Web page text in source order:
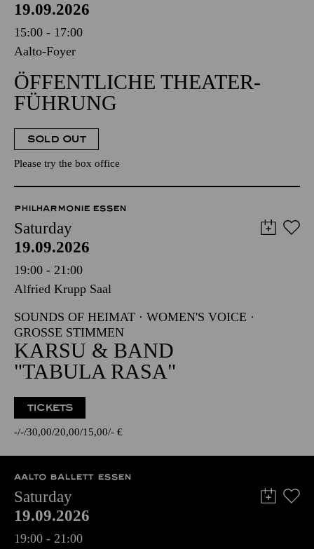
19.09.2026
15:00 - 17:00
Aalto-Foyer
ÖFFENTLICHE THEATER­
FÜHRUNG
SOLD OUT
Please try the box office
PHILHARMONIE ESSEN
Saturday
19.09.2026
19:00 - 21:00
Alfried Krupp Saal
SOUNDS OF HEIMAT · WOMEN'S VOICE ·
GROSSE STIMMEN
KARSU & BAND
"TABULA RASA"
TICKETS
- - 30,00 20,00 15,00 - €
AALTO BALLETT ESSEN
Saturday
19.09.2026
19:00 - 21:00